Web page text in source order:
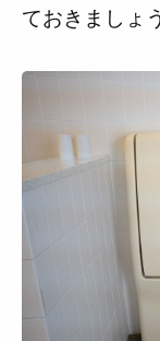
ておきましょう